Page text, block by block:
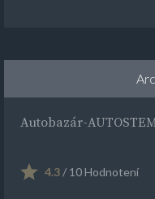
Autobazár-
4.3/ 10 Hodnotení